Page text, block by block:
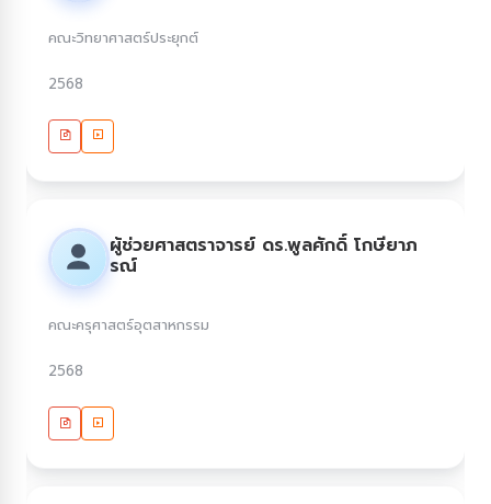
คณะวิทยาศาสตร์ประยุกต์
2568
ผู้ช่วยศาสตราจารย์ ดร.พูลศักดิ์ โกษียาภ
รณ์
คณะครุศาสตร์อุตสาหกรรม
2568